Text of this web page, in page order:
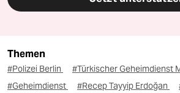
Themen
#Polizei Berlin #Türkischer Geheimdienst
#Geheimdienst
#Recep Tayyip Erdoğan